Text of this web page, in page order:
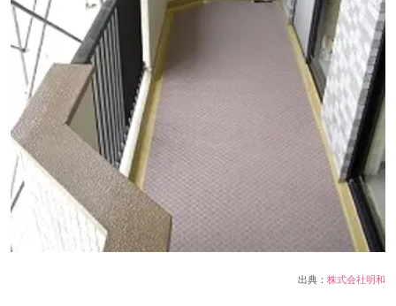
出典： 株式会社明和